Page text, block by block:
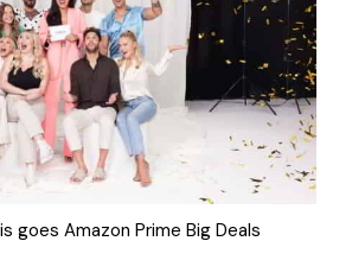
goes Amazon Prime Big Deals